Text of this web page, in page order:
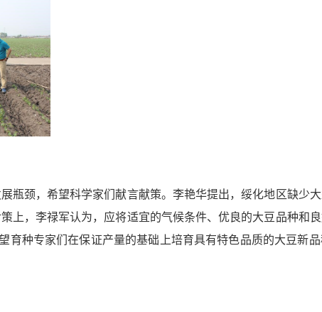
颈，希望科学家们献言献策。李艳华提出，绥化地区缺少
上，李禄军认为，应将适宜的气候条件、优良的大豆品种和
育种专家们在保证产量的基础上培育具有特色品质的大豆新